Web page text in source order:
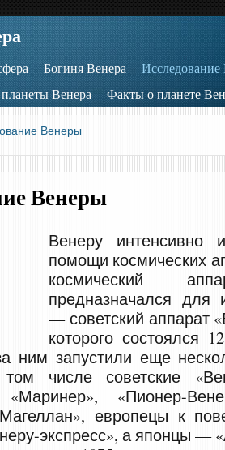
Богиня Венера
Венера
Факты о планете
Венеры
Венеры
Венеру интенсивно
помощи космических
космический
предназначался для
— советский аппарат
которого состоялся
ним запустили еще
числе советские
«Маринер», «Пионер-
европецы к
экспресс», а японцы —